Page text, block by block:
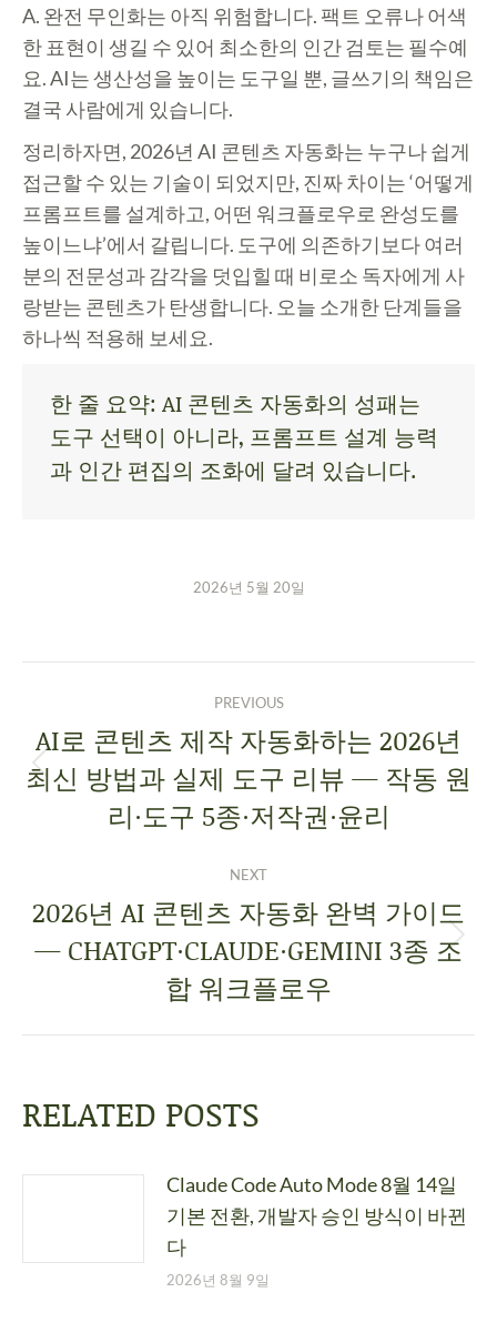
A. 완전 무인화는 아직 위험합니다. 팩트 오류나 어색
한 표현이 생길 수 있어 최소한의 인간 검토는 필수예
요. AI는 생산성을 높이는 도구일 뿐, 글쓰기의 책임은
결국 사람에게 있습니다.
정리하자면, 2026년 AI 콘텐츠 자동화는 누구나 쉽게
접근할 수 있는 기술이 되었지만, 진짜 차이는 ‘어떻게
프롬프트를 설계하고, 어떤 워크플로우로 완성도를
높이느냐’에서 갈립니다. 도구에 의존하기보다 여러
분의 전문성과 감각을 덧입힐 때 비로소 독자에게 사
랑받는 콘텐츠가 탄생합니다. 오늘 소개한 단계들을
하나씩 적용해 보세요.
한 줄 요약: AI 콘텐츠 자동화의 성패는
도구 선택이 아니라, 프롬프트 설계 능력
과 인간 편집의 조화에 달려 있습니다.
2026년 5월 20일
PREVIOUS
AI로 콘텐츠 제작 자동화하는 2026년
최신 방법과 실제 도구 리뷰 — 작동 원
리·도구 5종·저작권·윤리
NEXT
2026년 AI 콘텐츠 자동화 완벽 가이드
— CHATGPT·CLAUDE·GEMINI 3종 조
합 워크플로우
RELATED POSTS
Claude Code Auto Mode 8월 14일
기본 전환, 개발자 승인 방식이 바뀐
다
2026년 8월 9일